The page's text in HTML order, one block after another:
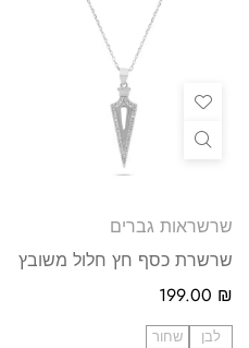
שרשראות גברים
שרשרת כסף חץ חלול משובץ
199.00 ₪
לבן שחור